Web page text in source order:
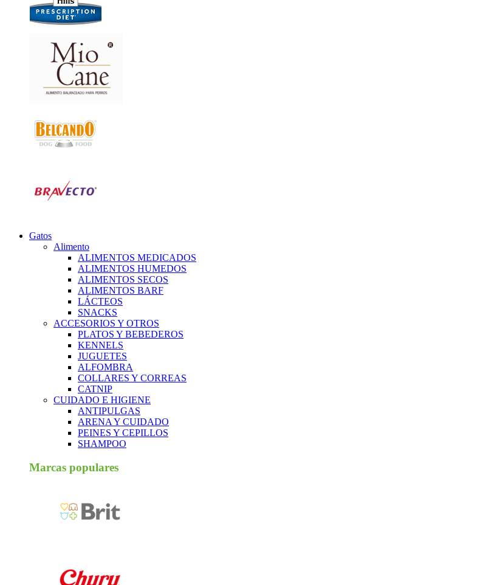
Gatos
Alimento
ALIMENTOS MEDICADOS
ALIMENTOS HUMEDOS
ALIMENTOS SECOS
ALIMENTOS BARF
LÁCTEOS
SNACKS
ACCESORIOS Y OTROS
PLATOS Y BEBEDEROS
KENNELS
JUGUETES
ALFOMBRA
COLLARES Y CORREAS
CATNIP
CUIDADO E HIGIENE
ANTIPULGAS
ARENA Y CUIDADO
PEINES Y CEPILLOS
SHAMPOO
Marcas populares